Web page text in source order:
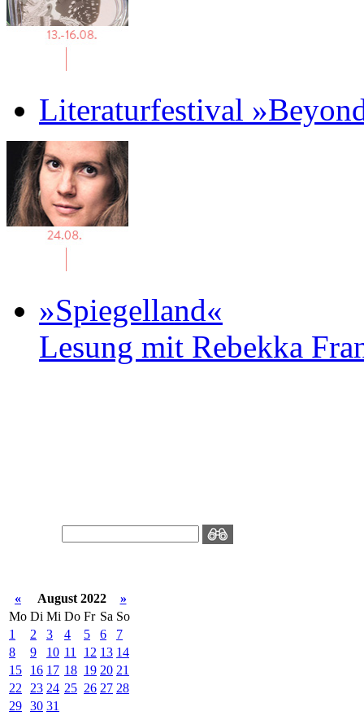
Literaturfestival
»Spiegelland«
Lesung mit Rebekka
« August 2022
»
Mo Di Mi Do Fr Sa So
1
2 3 4 5 6
7
8
9 10 11 12 13 14
15
16 17 18 19 20 21
22
23 24 25 26 27 28
29 30 31